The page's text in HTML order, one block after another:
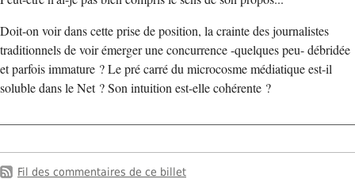
Doit-on voir dans cette prise de position, la crainte des journalistes
traditionnels de voir émerger une concurrence -quelques peu- débridée
et parfois immature ? Le pré carré du microcosme médiatique est-il
soluble dans le Net ? Son intuition est-elle cohérente ?
Fil des commentaires de ce billet